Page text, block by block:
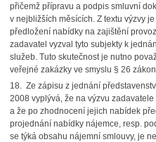
přičemž přípravu a podpis smluvní
v nejbližších měsících. Z textu výzvy
předložení nabídky na zajištění
zadavatel vyzval tyto subjekty k
služeb. Tuto skutečnost je nutno
veřejné zakázky ve smyslu § 26
18. Ze zápisu z jednání
2008 vyplývá, že na výzvu
a že po zhodnocení jejich nabídek
projednání nabídky nájemce, resp.
se týká obsahu nájemní smlouvy, je